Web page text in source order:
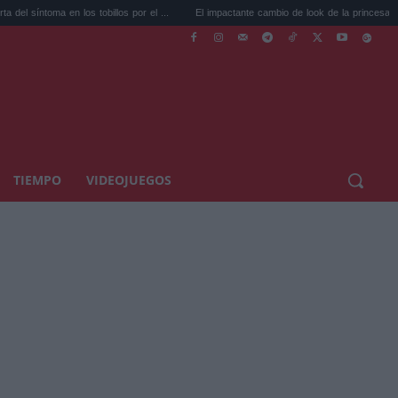
en los tobillos por el ... El impactante cambio de look de la princesa Leonor...
TIEMPO VIDEOJUEGOS